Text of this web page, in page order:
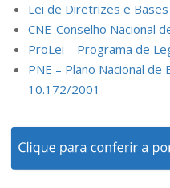
Lei de Diretrizes e Bases
CNE-Conselho Nacional
ProLei – Programa de
PNE – Plano Nacional de
10.172/2001